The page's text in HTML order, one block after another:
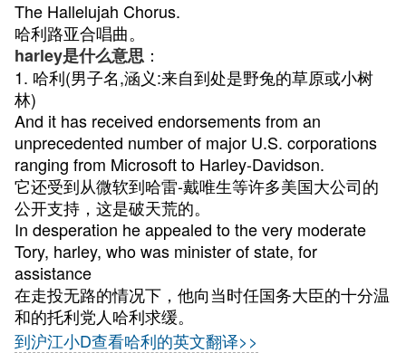
The Hallelujah Chorus.
哈利路亚合唱曲。
harley是什么意思 ：
1. 哈利(男子名,涵义:来自到处是野兔的草原或小树
林)
And it has received endorsements from an
unprecedented number of major U.S. corporations
ranging from Microsoft to Harley-Davidson.
它还受到从微软到哈雷-戴唯生等许多美国大公司的
公开支持，这是破天荒的。
In desperation he appealed to the very moderate
Tory, harley, who was minister of state, for
assistance
在走投无路的情况下，他向当时任国务大臣的十分温
和的托利党人哈利求缓。
到沪江小D查看哈利的英文翻译>>